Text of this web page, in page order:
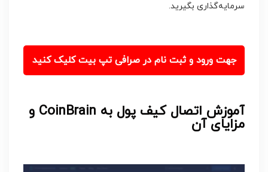
سرمایه‌گذاری بگیرید.
جهت ورود و ثبت نام در صرافی تپ بیت کلیک کنید
آموزش اتصال کیف پول به CoinBrain و
مزایای آن